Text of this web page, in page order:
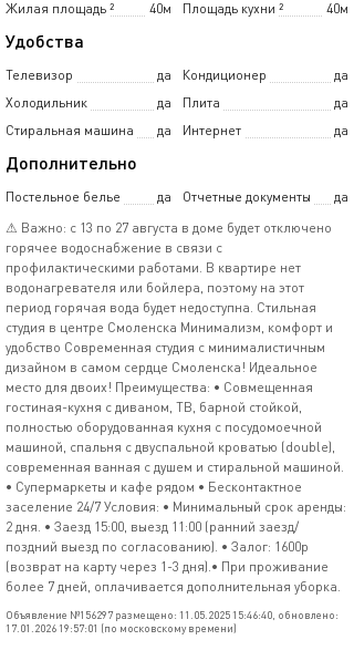
Жилая площадь
40м
² Площадь кухни 40м
²
Удобства
Телевизор да Кондиционер
да
Холодильник
да Плита
да
Стиральная машина
да Интернет да
Дополнительно
Постельное белье да Отчетные документы
да
⚠ Важно: с 13 по 27 августа в доме будет отключено
горячее водоснабжение в связи с
профилактическими работами. В квартире нет
водонагревателя или бойлера, поэтому на этот
период горячая вода будет недоступна. Стильная
студия в центре Смоленска Минимализм, комфорт и
удобство Современная студия с минималистичным
дизайном в самом сердце Смоленска! Идеальное
место для двоих! Преимущества: • Совмещенная
гостиная-кухня с диваном, ТВ, барной стойкой,
полностью оборудованная кухня с посудомоечной
машиной, спальня с двуспальной кроватью (double),
современная ванная с душем и стиральной машиной.
• Супермаркеты и кафе рядом • Бесконтактное
заселение 24/7 Условия: • Минимальный срок аренды:
2 дня. • Заезд 15:00, выезд 11:00 (ранний заезд/
поздний выезд по согласованию). • Залог: 1600р
(возврат на карту через 1-3 дня).• При проживание
более 7 дней, оплачивается дополнительная уборка.
Объявление №156297 размещено: 11.05.2025 15:46:40, обновлено:
17.01.2026 19:57:01 (по московскому времени)